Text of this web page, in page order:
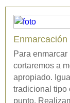
Para
cortaremos a
apropiado.
tradicional tipo
punto.